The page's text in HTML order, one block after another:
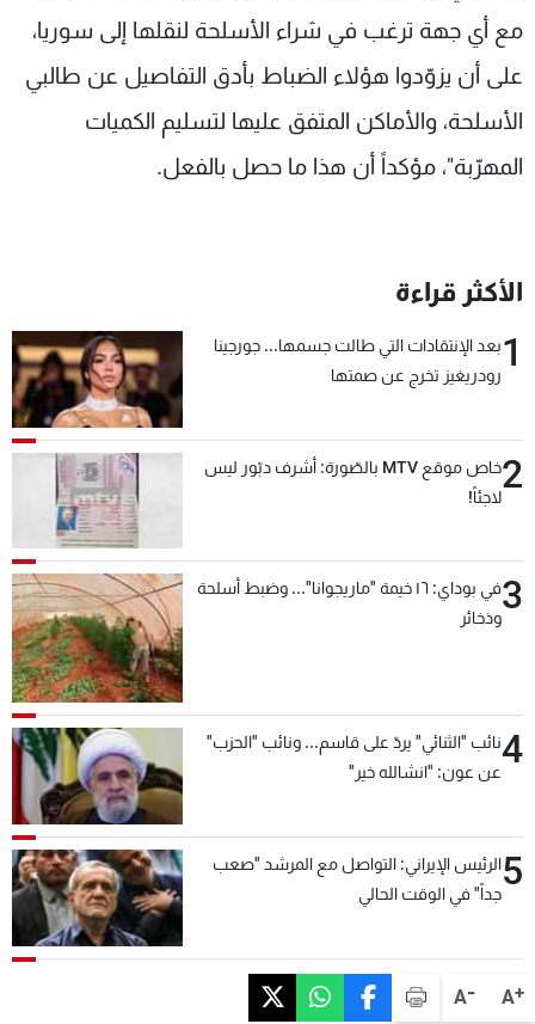
A+
A-
مع أي جهة ترغب في شراء الأسلحة لنقلها إلى سوريا،
على أن يزوّدوا هؤلاء الضباط بأدق التفاصيل عن طالبي
الأسلحة، والأماكن المتفق عليها لتسليم الكميات
المهرّبة"، مؤكداً أن هذا ما حصل بالفعل.
الأكثر قراءة
1بعد الإنتقادات التي طالت جسمها... جورجينا
رودريغيز تخرج عن صمتها
2
خاص موقع MTV بالصّورة: أشرف دبّور ليس
لاجئاً!
3
في بوداي: ١٦ خيمة "ماريجوانا"... وضبط أسلحة
وذخائر
4نائب "الثنائي" يردّ على قاسم... ونائب "الحزب"
عن عون: "انشالله خير"
5الرئيس الإيراني: التواصل مع المرشد "صعب
جداً" في الوقت الحالي